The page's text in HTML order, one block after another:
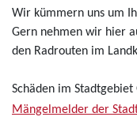
Wir kümmern uns um
Gern nehmen wir hier
den Radrouten im
Schäden im
Mängelmelder der